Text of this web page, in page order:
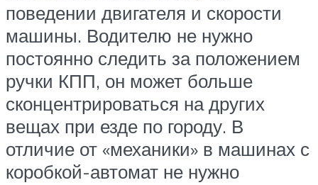
поведении двигателя и скорости
машины. Водителю не нужно
постоянно следить за положением
ручки КПП, он может больше
сконцентрироваться на других
вещах при езде по городу. В
отличие от «механики» в машинах с
коробкой-автомат не нужно